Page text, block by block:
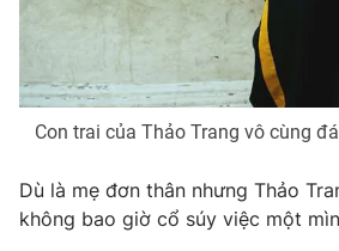
VTV8
Liên hệ tòa soạn English
THỜI BÁO VTV
Con trai của Thảo Trang vô cùng
Dù là mẹ đơn thân nhưng Thảo
không bao giờ cổ súy việc một